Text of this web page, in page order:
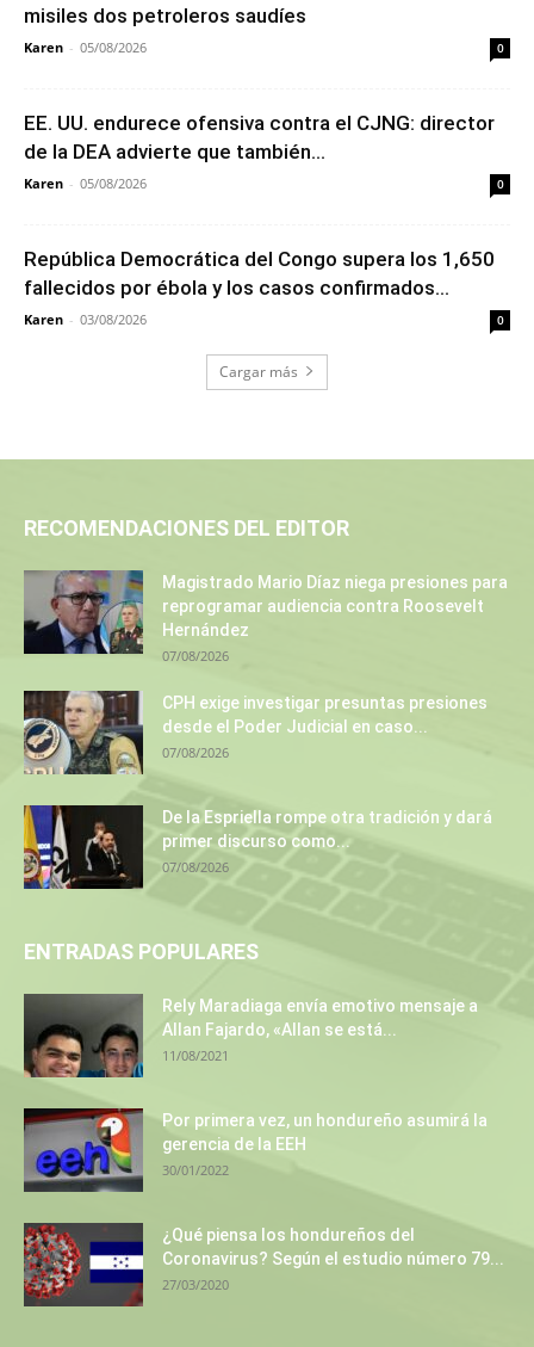
misiles dos petroleros saudíes
Karen - 05/08/2026 0
EE. UU. endurece ofensiva contra el CJNG: director
de la DEA advierte que también...
Karen - 05/08/2026 0
República Democrática del Congo supera los 1,650
fallecidos por ébola y los casos confirmados...
Karen - 03/08/2026 0
Cargar más
RECOMENDACIONES DEL EDITOR
Magistrado Mario Díaz niega presiones para
reprogramar audiencia contra Roosevelt
Hernández
07/08/2026
CPH exige investigar presuntas presiones
desde el Poder Judicial en caso...
07/08/2026
De la Espriella rompe otra tradición y dará
primer discurso como...
07/08/2026
ENTRADAS POPULARES
Rely Maradiaga envía emotivo mensaje a
Allan Fajardo, «Allan se está...
11/08/2021
Por primera vez, un hondureño asumirá la
gerencia de la EEH
30/01/2022
¿Qué piensa los hondureños del
Coronavirus? Según el estudio número 79...
27/03/2020